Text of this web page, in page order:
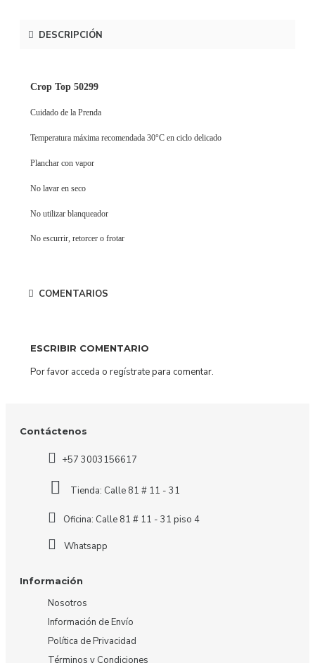
DESCRIPCIÓN
Crop Top 50299
Cuidado de la Prenda
Temperatura máxima recomendada 30°C en ciclo delicado
Planchar con vapor
No lavar en seco
No utilizar blanqueador
No escurrir, retorcer o frotar
COMENTARIOS
ESCRIBIR COMENTARIO
Por favor acceda o regístratepara comentar.
Contáctenos
+57 3003156617
Tienda: Calle 81 # 11 - 31
Oficina: Calle 81 # 11 - 31 piso 4
Whatsapp
Información
Nosotros
Información de Envío
Política de Privacidad
Términos y Condiciones